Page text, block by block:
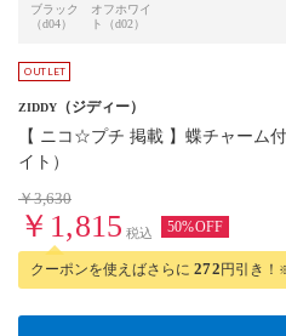
ブラック
（d04）
オフホワイ
ト（d02）
ZIDDY （ジディー）
【 ニコ☆プチ 掲載 】蝶チャーム
イト）
￥3,630
￥1,815 税込 50%OFF
クーポンを使えばさらに 272円引き！